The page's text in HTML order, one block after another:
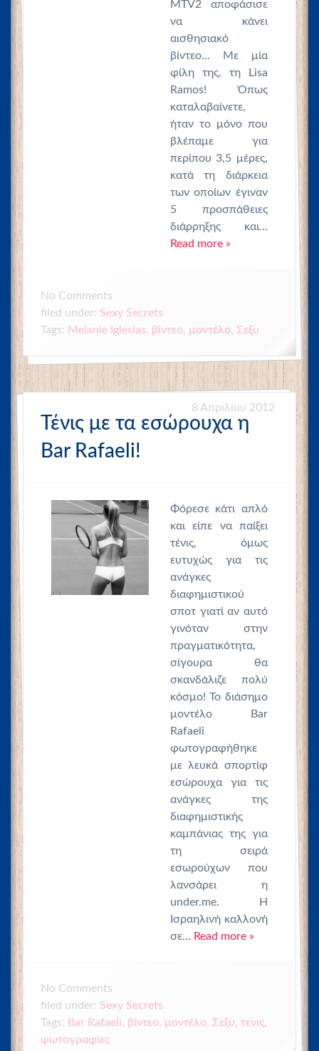
MTV2 αποφάσισε
να κάνει
αισθησιακό
βίντεο… Με μία
φίλη της, τη Lisa
Ramos! Όπως
καταλαβαίνετε,
ήταν το μόνο που
βλέπαμε για
περίπου 3,5 μέρες,
κατά τη διάρκεια
των οποίων έγιναν
5 προσπάθειες
διάρρηξης και…
Read more »
No Comments
filed under: Sexy Secrets
Tags: Melanie Iglesias, βίντεο, μοντέλο, Σεξυ
8 Απριλίου 2012
Τένις με τα εσώρουχα η
Bar Rafaeli!
Φόρεσε κάτι απλό
και είπε να παίξει
τένις, όμως
ευτυχώς για τις
ανάγκες
διαφημιστικού
σποτ γιατί αν αυτό
γινόταν στην
πραγματικότητα,
σίγουρα θα
σκανδάλιζε πολύ
κόσμο! Το διάσημο
μοντέλο Bar
Rafaeli
φωτογραφήθηκε
με λευκά σπορτίφ
εσώρουχα για τις
ανάγκες της
διαφημιστικής
καμπάνιας της για
τη σειρά
εσωρούχων που
λανσάρει η
under.me. Η
Ισραηλινή καλλονή
σε… Read more »
No Comments
filed under: Sexy Secrets
Tags: Bar Rafaeli, βίντεο, μοντέλο, Σεξυ, τενις,
φωτογραφίες